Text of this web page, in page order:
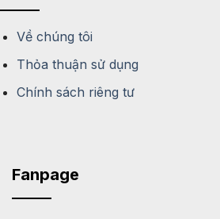
Về chúng tôi
Thỏa thuận sử dụng
Chính sách riêng tư
Fanpage